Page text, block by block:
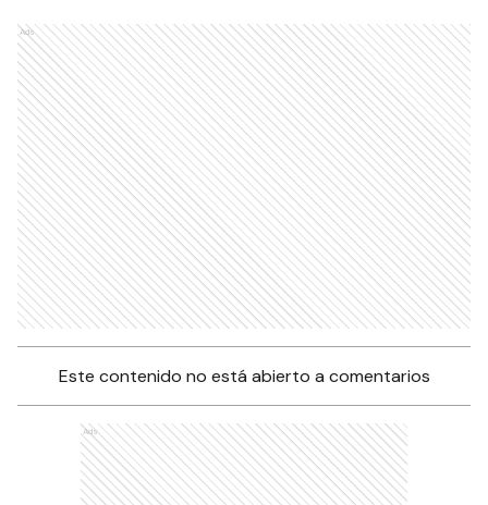
Ads
Este contenido no está abierto a comentarios
Ads